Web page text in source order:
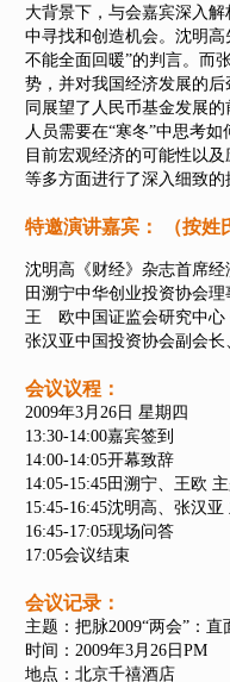
大背景下，与会嘉宾深入
中寻找和创造机会。沈明
不能全面回暖”的判言。而
势，并对我国经济发展的
同展望了人民币基金发展
人员需要在“寒冬”中思考
目前宏观经济的可能性以
等多方面进行了深入细致的
特邀演讲嘉宾： （按姓
沈明高 《财经》杂志首席经
田溯宁中华创业投资协会理
王 欧中国证监会研究中心
张汉亚中国投资协会副会长
会议议程：
2009年3月26日 星期四
13:30-14:00嘉宾签到
14:00-14:05开幕致辞
14:05-15:45田溯宁、王欧
15:45-16:45沈明高、张汉亚
16:45-17:05现场问答
17:05会议结束
会议记录：
主题：把脉2009“两会”：
时间：2009年3月26日PM
地点：北京千禧酒店